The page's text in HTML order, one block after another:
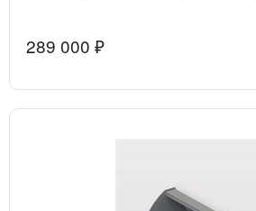
289 000 ₽